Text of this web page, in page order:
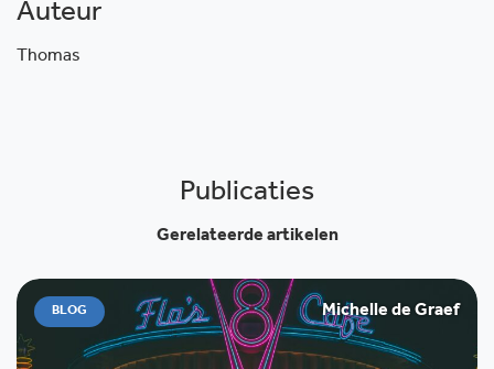
Auteur
Thomas
Publicaties
Gerelateerde artikelen
BLOG Michelle de Graef